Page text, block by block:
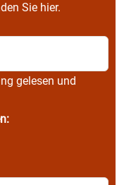
Sie hier.
gelesen und